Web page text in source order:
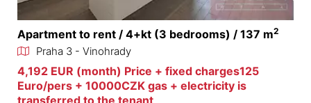
Apartment to rent / 4+kt (3 bedrooms) / 137 m2
Praha 3 - Vinohrady
4,192 EUR (month) Price + fixed charges125
Euro/pers + 10000CZK gas + electricity is